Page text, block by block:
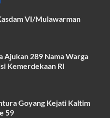
h
ar
VI/Mulawarman
Ajukan 289 Nama Warga
Kemerdekaan RI
Goyang Kejati Kaltim
59